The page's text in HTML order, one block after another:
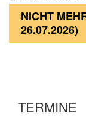
NICHT
26.07.2026)
TERMINE